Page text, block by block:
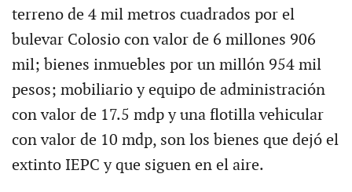
terreno de 4 mil metros cuadrados por el
bulevar Colosio con valor de 6 millones 906
mil; bienes inmuebles por un millón 954 mil
pesos; mobiliario y equipo de administración
con valor de 17.5 mdp y una flotilla vehicular
con valor de 10 mdp, son los bienes que dejó el
extinto IEPC y que siguen en el aire.